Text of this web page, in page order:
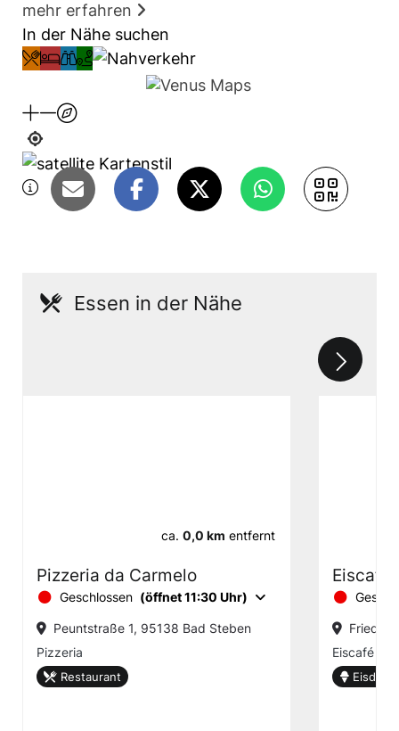
mehr erfahren
In der Nähe suchen
Essen in der Nähe
ca. 0,0 km entfernt
Pizzeria da Carmelo
Geschlossen (öffnet 11:30 Uhr)
Peuntstraße 1, 95138 Bad Steben
Pizzeria
Restaurant
Eiscafé
Eiscafé
Eisdiele